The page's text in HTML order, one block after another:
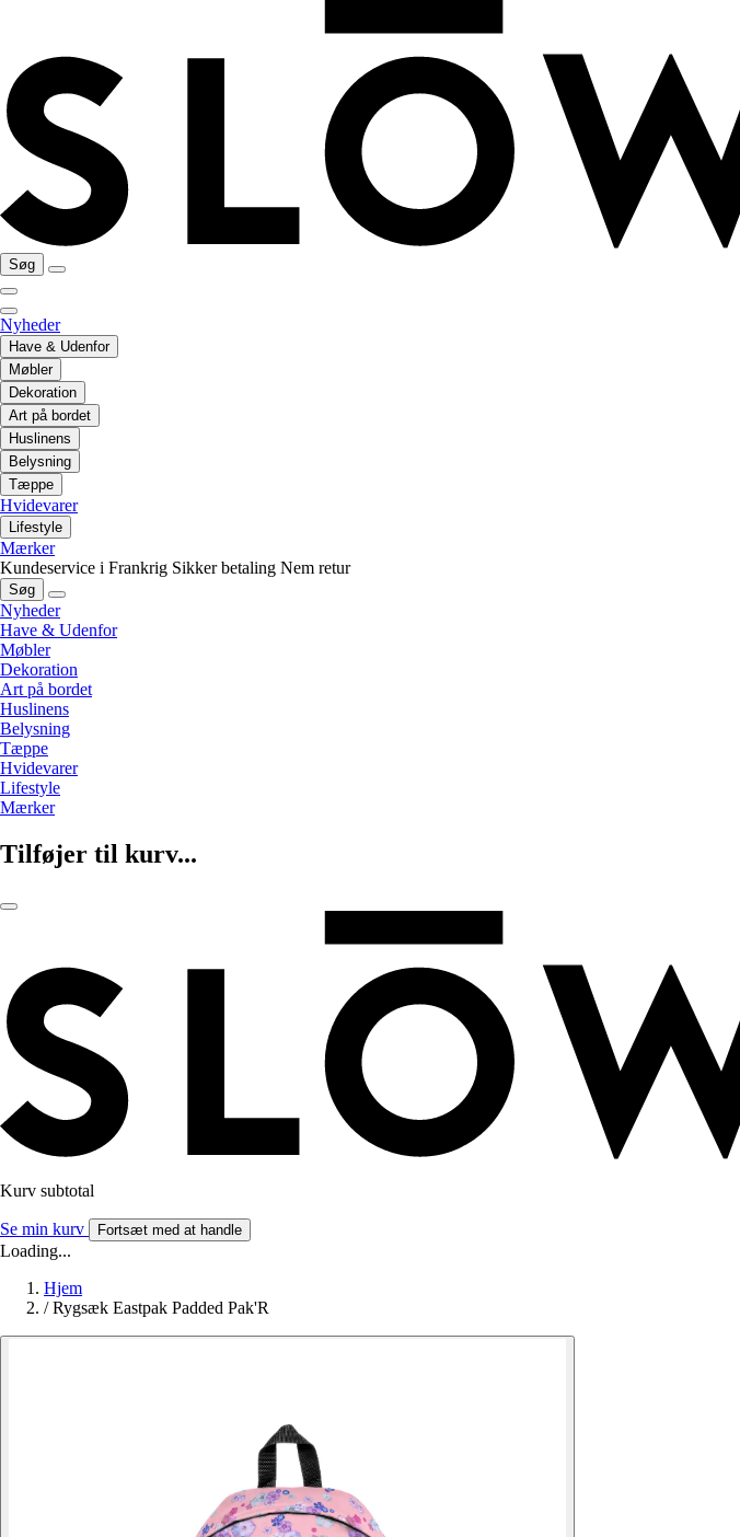
Søg
Nyheder
Have & Udenfor
Møbler
Dekoration
Art på bordet
Huslinens
Belysning
Tæppe
Hvidevarer
Lifestyle
Mærker
Kundeservice i Frankrig Sikker betaling Nem retur
Søg
Nyheder
Have & Udenfor
Møbler
Dekoration
Art på bordet
Huslinens
Belysning
Tæppe
Hvidevarer
Lifestyle
Mærker
Tilføjer til kurv...
Kurv subtotal
Se min kurv Fortsæt med at handle
Loading...
Hjem
/ Rygsæk Eastpak Padded Pak'R